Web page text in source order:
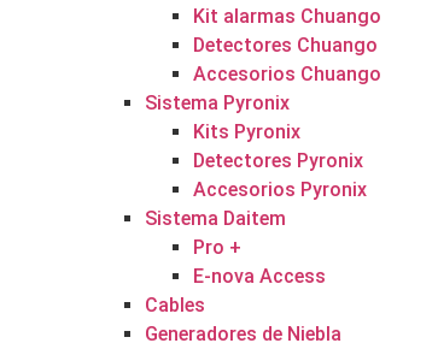
Kit alarmas Chuango
Detectores Chuango
Accesorios Chuango
Sistema Pyronix
Kits Pyronix
Detectores Pyronix
Accesorios Pyronix
Sistema Daitem
Pro +
E-nova Access
Cables
Generadores de Niebla